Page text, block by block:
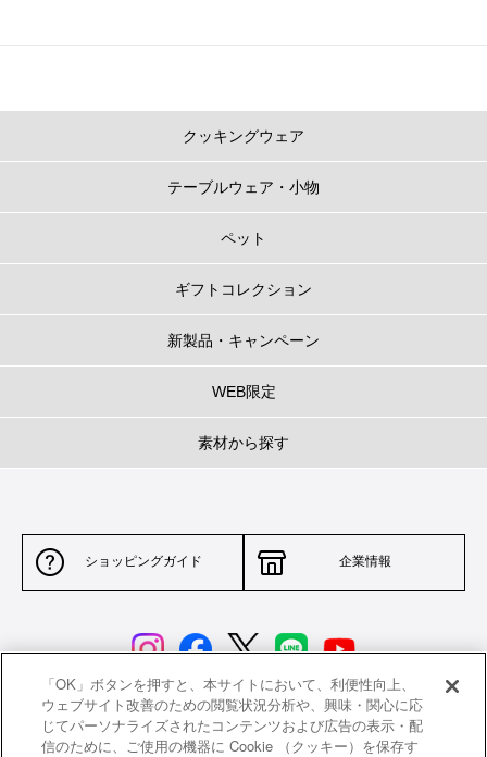
クッキングウェア
テーブルウェア・小物
ペット
ギフトコレクション
新製品・キャンペーン
WEB限定
素材から探す
ショッピングガイド 企業情報
サイトポリシー 特定商取引法に基づく表示
「OK」ボタンを押すと、本サイトにおいて、利便性向上、
ウェブサイト改善のための閲覧状況分析や、興味・関心に応
じてパーソナライズされたコンテンツおよび広告の表示・配
信のために、ご使用の機器に Cookie （クッキー）を保存す